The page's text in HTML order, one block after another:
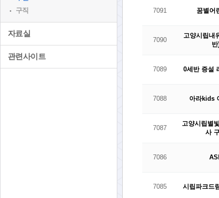
구직
자료실
관련사이트
7091 꿈별어
7090
고양시립내
7089 0세반 증설
7088 아라kids
7087
고양시립별
사
7086
7085 시립파크드